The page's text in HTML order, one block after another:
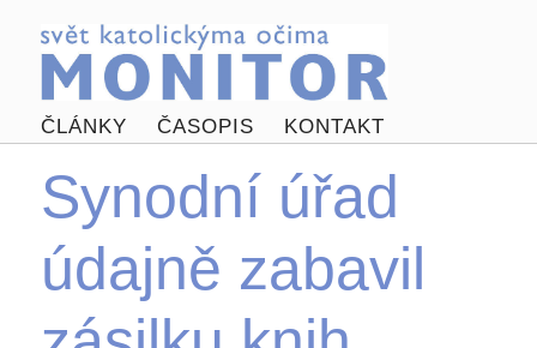
ČLÁNKY ČASOPIS KONTAKT
Synodní úřad
údajně zabavil